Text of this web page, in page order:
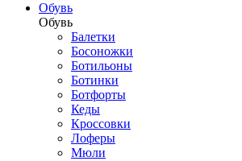
Обувь
Обувь
Балетки
Босоножки
Ботильоны
Ботинки
Ботфорты
Кеды
Кроссовки
Лоферы
Мюли